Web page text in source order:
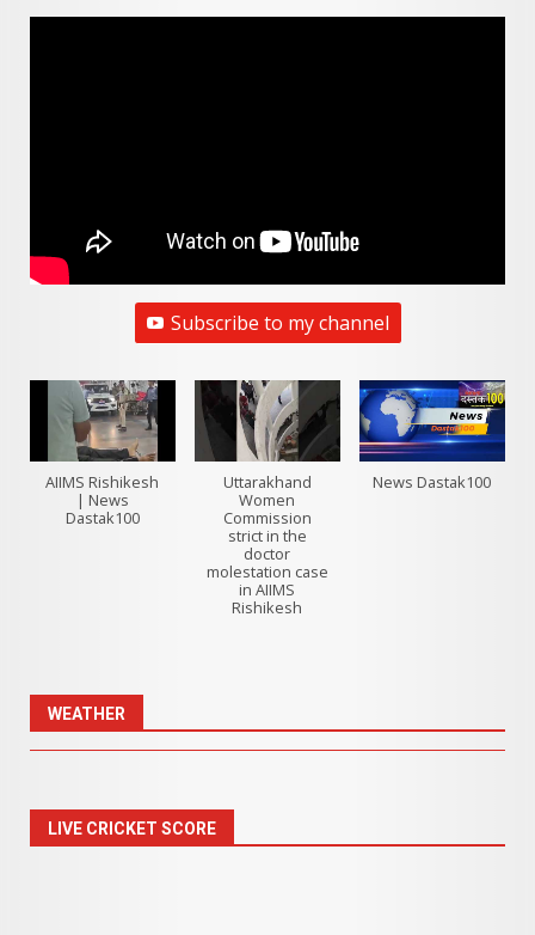
Subscribe to my channel
AIIMS Rishikesh
| News
Dastak100
Uttarakhand
Women
Commission
strict in the
doctor
molestation case
in AIIMS
Rishikesh
News Dastak100
WEATHER
LIVE CRICKET SCORE